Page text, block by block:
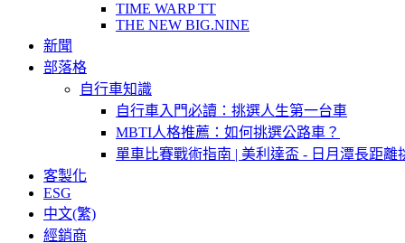
TIME WARP TT
THE NEW BIG.NINE
新聞
部落格
自行車知識
自行車入門必讀：挑選人生第一台車
MBTI人格推薦：如何挑選公路車？
單車比賽戰術指南 | 美利達盃 - 日月潭長距離
客製化
ESG
中文(繁)
經銷商